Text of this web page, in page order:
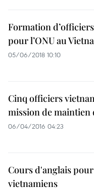
Formation
pour l’ONU au
05/06/2018 10:10
Cinq officiers
mission de maintien
06/04/2016 04:23
Cours d'anglais
vietnamiens